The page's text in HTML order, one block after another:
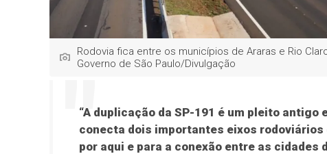
Rodovia fica entre os municípios de Araras e Rio
Governo de São Paulo/Divulgação
“A duplicação da SP-191 é um pleito
conecta dois importantes eixos
por aqui e para a conexão entre as